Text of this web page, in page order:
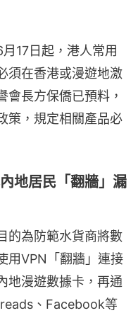
17日起，港人常用
須在香港或漫遊地激
會長方保僑已預料，
策，規定相關產品必
地居民「翻牆」漏
的為防範水貨商將數
用VPN「翻牆」連接
地漫遊數據卡，再通
、Facebook等